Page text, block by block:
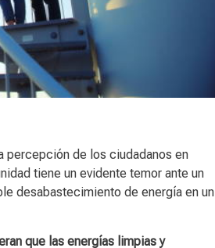
percepción de los ciudadanos en
tiene un evidente temor ante un
desabastecimiento de energía en un
que las energías limpias y